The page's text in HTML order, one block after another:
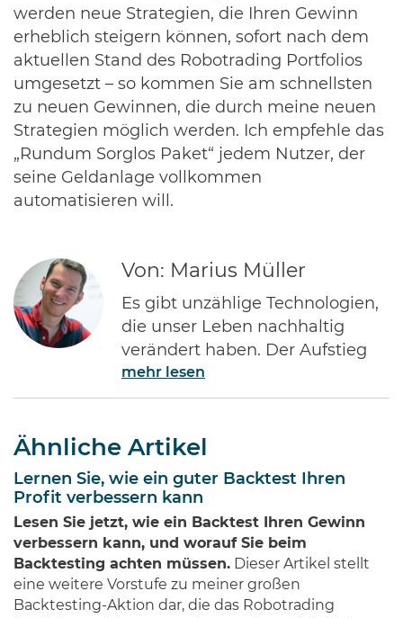
werden neue Strategien, die Ihren Gewinn
erheblich steigern können, sofort nach dem
aktuellen Stand des Robotrading Portfolios
umgesetzt – so kommen Sie am schnellsten
zu neuen Gewinnen, die durch meine neuen
Strategien möglich werden. Ich empfehle das
„Rundum Sorglos Paket“ jedem Nutzer, der
seine Geldanlage vollkommen
automatisieren will.
Von: Marius Müller
Es gibt unzählige Technologien,
die unser Leben nachhaltig
verändert haben. Der Aufstieg
des Internets gehört ohne Frage
zu den Bedeutendsten. Namen
Bill Gates von Microsoft dürften
jedem Investor geläufig sein.
Diese Männer haben Imperien
erschaffen und gleichzeitig
Millionen von Anlegern auf der
ganzen Welt …
mehr lesen
Ähnliche Artikel
Lernen Sie, wie ein guter Backtest Ihren
Profit verbessern kann
Lesen Sie jetzt, wie ein Backtest Ihren Gewinn
verbessern kann, und worauf Sie beim
Backtesting achten müssen. Dieser Artikel stellt
eine weitere Vorstufe zu meiner großen
Backtesting-Aktion dar, die das Robotrading